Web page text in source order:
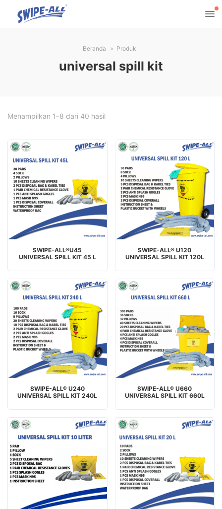
Beranda Produk
universal spill kit
Menampilkan 1–8 dari 40 hasil
harga:
rendah
tinggi
SWIPE-ALL®U45
UNIVERSAL SPILL KIT 45 L
SWIPE-ALL® U120
UNIVERSAL SPILL KIT 120L
SWIPE-ALL® U240
UNIVERSAL SPILL KIT 240L
SWIPE-ALL® U660
UNIVERSAL SPILL KIT 660L